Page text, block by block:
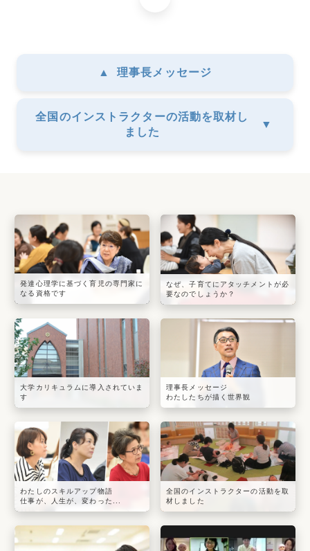
▲ 理事長メッセージ
全国のインストラクターの活動を取材し
ました
▼
発達心理学に基づく育児の専門家に
なる資格です
なぜ、子育てにアタッチメントが必
要なのでしょうか？
大学カリキュラムに導入されていま
す
理事長メッセージ
わたしたちが描く世界観
わたしのスキルアップ物語
仕事が、人生が、変わった...
全国のインストラクターの活動を取
材しました